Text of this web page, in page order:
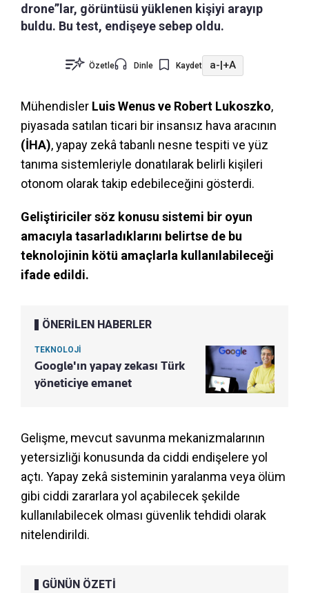
drone”lar, görüntüsü yüklenen kişiyi arayıp
buldu. Bu test, endişeye sebep oldu.
Özetle Dinle Kaydet a- +A
Mühendisler Luis Wenus ve Robert Lukoszko,
piyasada satılan ticari bir insansız hava aracının
(İHA), yapay zekâ tabanlı nesne tespiti ve yüz
tanıma sistemleriyle donatılarak belirli kişileri
otonom olarak takip edebileceğini gösterdi.
Geliştiriciler söz konusu sistemi bir oyun
amacıyla tasarladıklarını belirtse de bu
teknolojinin kötü amaçlarla kullanılabileceği
ifade edildi.
ÖNERİLEN HABERLER
TEKNOLOJİ
Google'ın yapay zekası Türk
yöneticiye emanet
Gelişme, mevcut savunma mekanizmalarının
yetersizliği konusunda da ciddi endişelere yol
açtı. Yapay zekâ sisteminin yaralanma veya ölüm
gibi ciddi zararlara yol açabilecek şekilde
kullanılabilecek olması güvenlik tehdidi olarak
nitelendirildi.
GÜNÜN ÖZETİ